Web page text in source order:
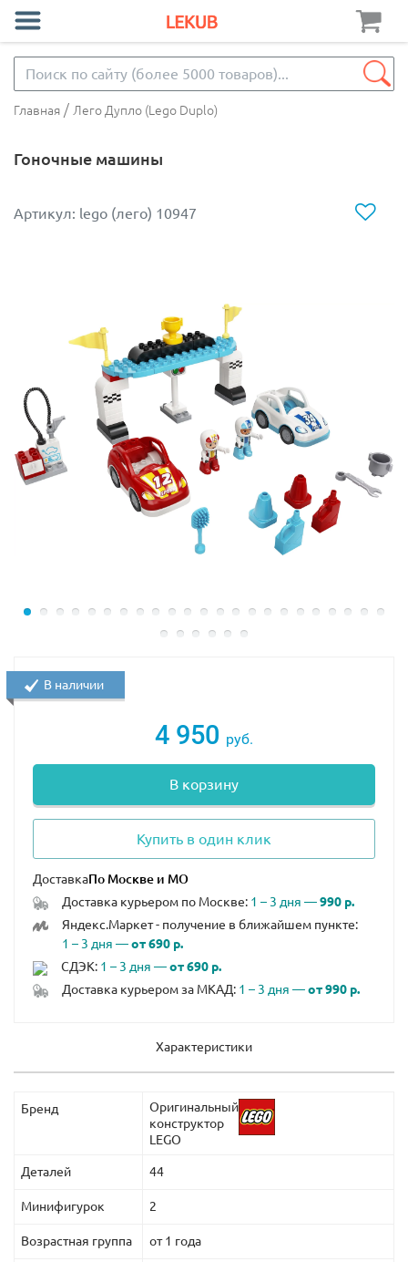
Главная / Лего Дупло (Lego Duplo)
Гоночные машины
Артикул: lego (лего) 10947
4 950 руб.
В корзину
Купить в один клик
Доставка
Доставка курьером по Москве: 1 – 3 дня —990 р.
Яндекс.Маркет - получение в ближайшем пункте:
1 – 3 дня —от 690 р.
СДЭК: 1 – 3 дня —от 690 р.
Доставка курьером за МКАД: 1 – 3 дня —от 990 р.
В наличии
Характеристики
Бренд
Оригинальный
конструктор
LEGO
Деталей 44
Минифигурок 2
Возрастная группа от 1 года